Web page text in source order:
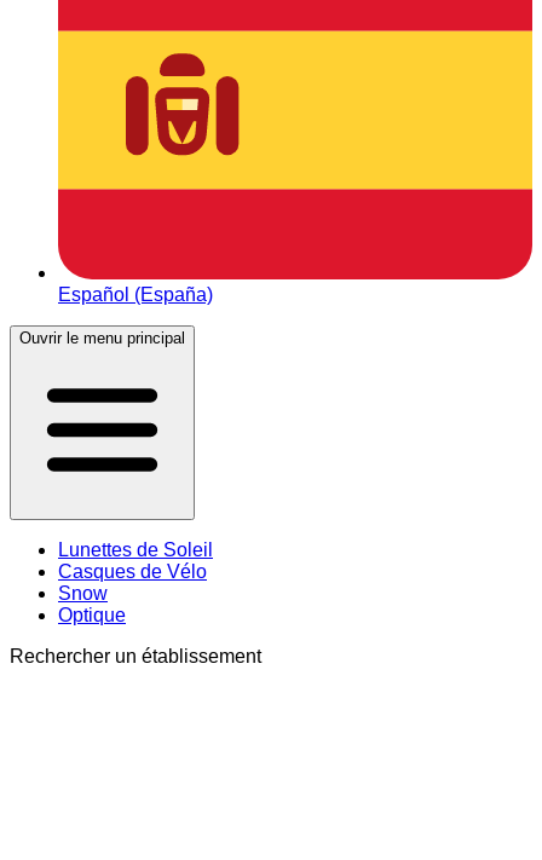
Español (España)
Ouvrir le menu principal
Lunettes de Soleil
Casques de Vélo
Snow
Optique
Rechercher un établissement